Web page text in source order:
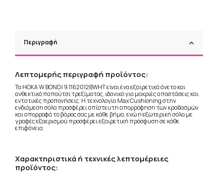
Περιγραφή
Λεπτομερής περιγραφή προϊόντος:
Τα HOKA W BONDI 9 1162012BWHT είναι ένα εξαιρετικά άνετο και
ανθεκτικό παπούτσι τρεξίματος, ιδανικό για μακριές αποστάσεις και
εντατικές προπονήσεις. Η τεχνολογία Max Cushioning στην
ενδιάμεση σόλα προσφέρει απίστευτη απορρόφηση των κραδασμών
και απορροφά το βάρος σας με κάθε βήμα, ενώ η εξωτερική σόλα με
γραφές εξαερισμού προσφέρει εξαιρετική πρόσφυση σε κάθε
επιφάνεια.
Χαρακτηριστικά ή τεχνικές λεπτομέρειες
προϊόντος: